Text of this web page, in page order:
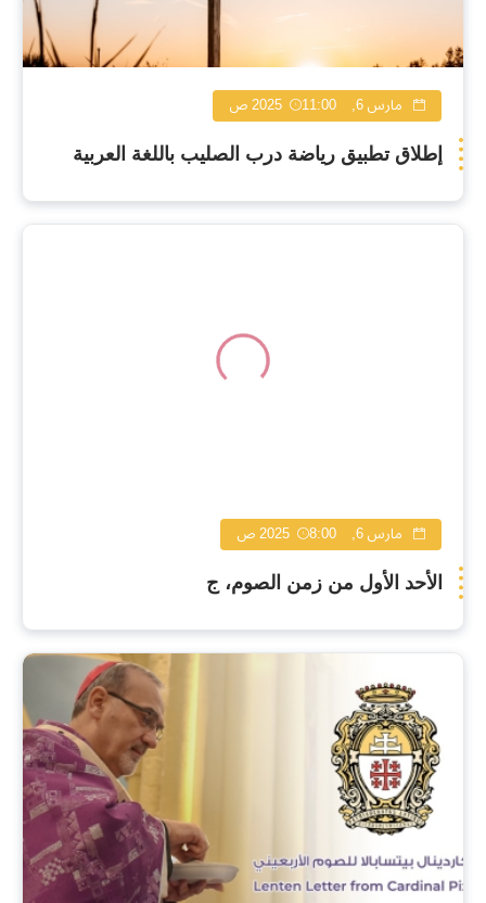
مارس 6, 2025 11:00 ص
إطلاق تطبيق رياضة درب الصليب باللغة العربية
مارس 6, 2025 8:00 ص
الأحد الأول من زمن الصوم، ج